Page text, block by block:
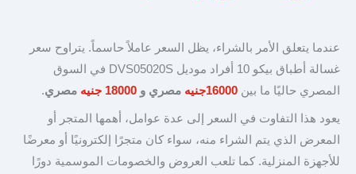
عندما يتعلق الأمر بالشراء، يظل السعر عاملاً حاسماً. يتراوح سعر
غسالة أطباق بيكو 10 أفراد موديل DVS05020S في السوق
المصري حاليًا ما بين 16000جنيه مصري و 18000 جنيه مصري.
يعود هذا التفاوت في السعر إلى عدة عوامل، أهمها المتجر أو
المعرض الذي يتم الشراء منه، سواء كان متجرًا إلكترونيًا أو معرضًا
للأجهزة المنزلية. كما تلعب العروض والخصومات الموسمية دورًا